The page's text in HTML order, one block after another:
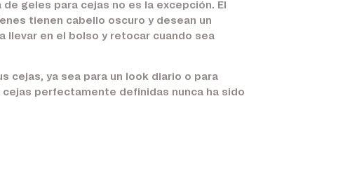
geles para cejas no es la excepción. El
tienen cabello oscuro y desean un
llevar en el bolso y retocar cuando sea
cejas, ya sea para un look diario o para
cejas perfectamente definidas nunca ha sido